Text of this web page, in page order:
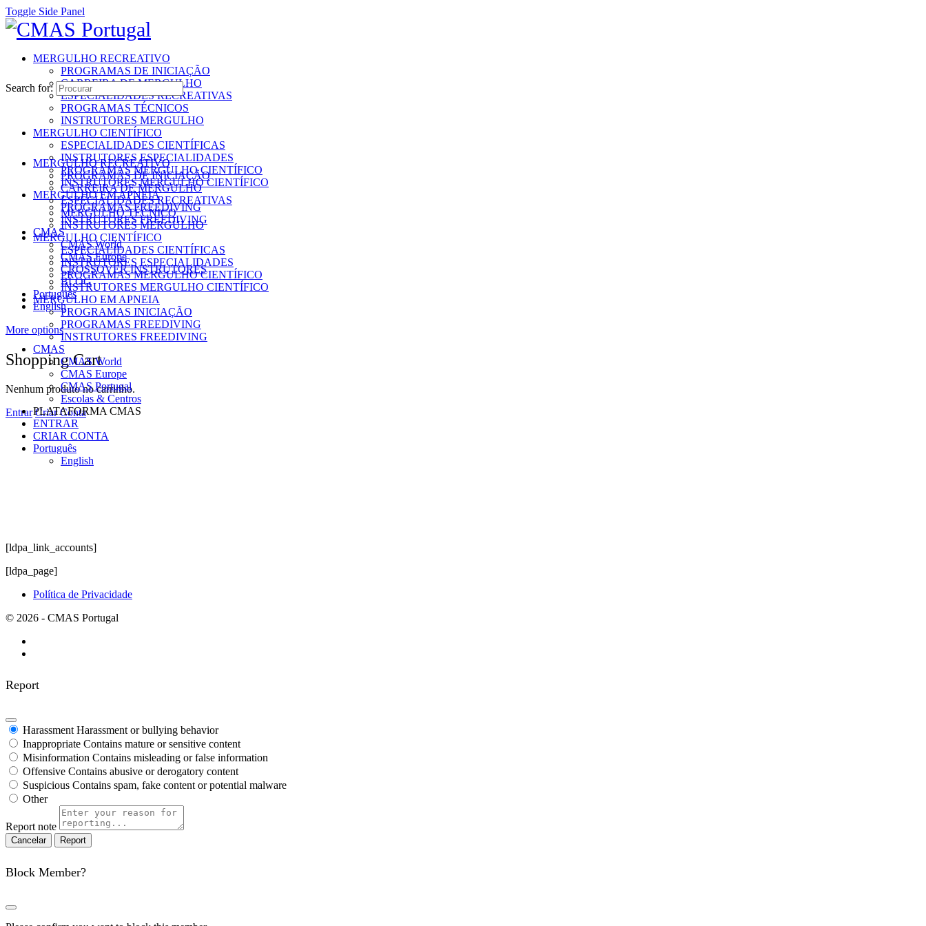
Toggle Side Panel
MERGULHO RECREATIVO
PROGRAMAS DE INICIAÇÃO
CARREIRA DE MERGULHO
ESPECIALIDADES RECREATIVAS
PROGRAMAS TÉCNICOS
INSTRUTORES MERGULHO
MERGULHO CIENTÍFICO
ESPECIALIDADES CIENTÍFICAS
INSTRUTORES ESPECIALIDADES
PROGRAMAS MERGULHO CIENTÍFICO
INSTRUTORES MERGULHO CIENTÍFICO
MERGULHO EM APNEIA
PROGRAMAS FREEDIVING
INSTRUTORES FREEDIVING
CMAS
CMAS World
CMAS Europe
CROSSOVER INSTRUTORES
BLOG
Português
English
More options
Shopping Cart
Nenhum produto no carrinho.
Entrar Criar Conta
Search for:
MERGULHO RECREATIVO
PROGRAMAS DE INICIAÇÃO
CARREIRA DE MERGULHO
ESPECIALIDADES RECREATIVAS
MERGULHO TÉCNICO
INSTRUTORES MERGULHO
MERGULHO CIENTÍFICO
ESPECIALIDADES CIENTÍFICAS
INSTRUTORES ESPECIALIDADES
PROGRAMAS MERGULHO CIENTÍFICO
INSTRUTORES MERGULHO CIENTÍFICO
MERGULHO EM APNEIA
PROGRAMAS INICIAÇÃO
PROGRAMAS FREEDIVING
INSTRUTORES FREEDIVING
CMAS
CMAS World
CMAS Europe
CMAS Portugal
Escolas & Centros
PLATAFORMA CMAS
ENTRAR
CRIAR CONTA
Português
English
[ldpa_link_accounts]
[ldpa_page]
Política de Privacidade
© 2026 - CMAS Portugal
Report
Harassment Harassment or bullying behavior
Inappropriate Contains mature or sensitive content
Misinformation Contains misleading or false information
Offensive Contains abusive or derogatory content
Suspicious Contains spam, fake content or potential malware
Other
Report note
Report
Block Member?